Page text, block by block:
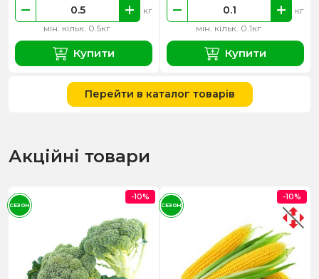
мін. кільк. 0.5кг
кг
Купити
мін. кільк. 0.1кг
кг
Купити
Перейти в каталог товарів
Акційні товари
-10%
СЕЗОН
-10%
СЕЗОН